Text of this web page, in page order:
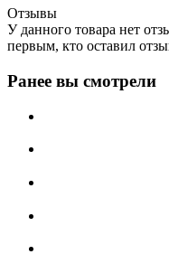
Отзывы
У данного товара нет
первым, кто оставил
Ранее вы смотрели